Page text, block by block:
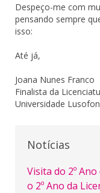
Despeço-me com
pensando sempre
isso:
Até já,
Joana Nunes Franco
Finalista da
Universidade
Notícias
Visita do 2º
o 2º Ano da